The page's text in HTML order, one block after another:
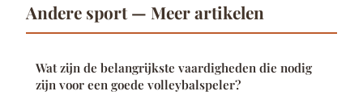
Andere sport — Meer artikelen
Wat zijn de belangrijkste vaardigheden die nodig
zijn voor een goede volleybalspeler?